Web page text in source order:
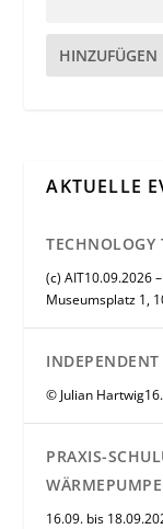
HINZUFÜGEN
AKTUELLE
TECHNOLOGY
(c) AIT10.09.2026
Museumsplatz 1,
© Julian
PRAXIS-
16.09. bis